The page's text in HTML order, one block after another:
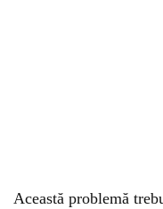
Această problemă